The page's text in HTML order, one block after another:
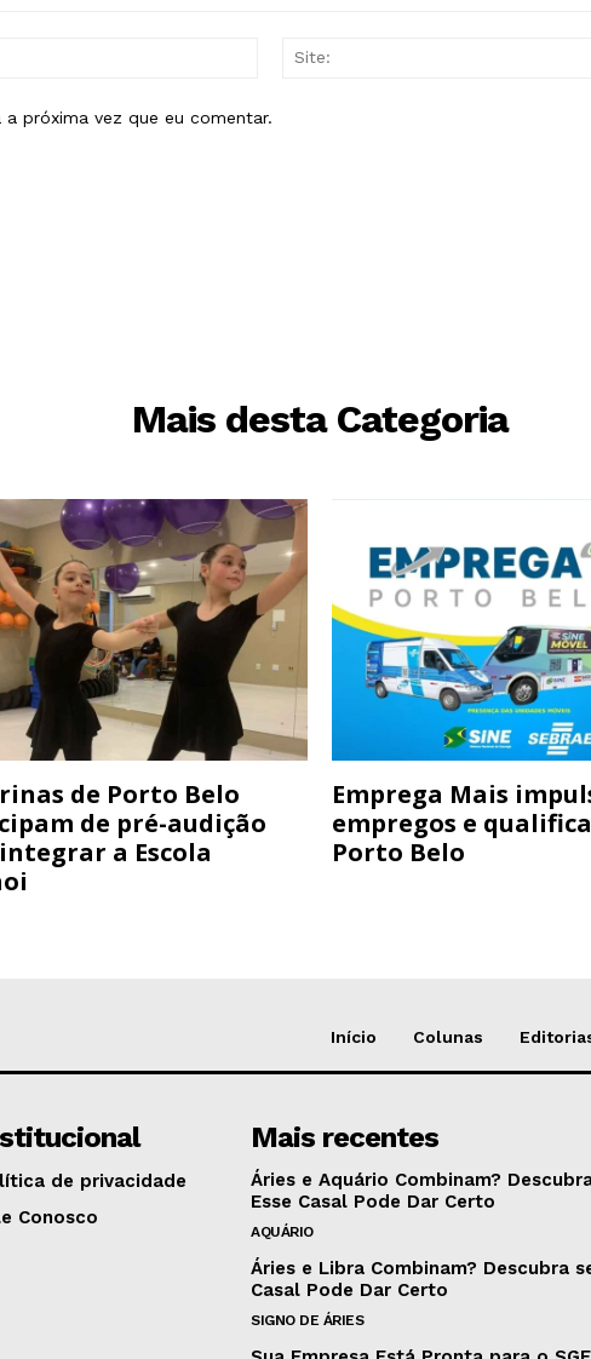
próxima vez que eu comentar.
Mais desta Categoria
de Porto Belo
de pré-audição
a Escola
Emprega Mais
empregos e
Porto Belo
Início Colunas
de privacidade
Conosco
Mais recentes
Áries e Aquário Combinam?
Esse Casal Pode Dar Certo
AQUÁRIO
Áries e Libra Combinam? Descubra
Casal Pode Dar Certo
SIGNO DE ÁRIES